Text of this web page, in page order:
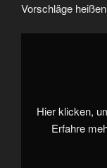
Vorschläge heißen
„Potsdam
Vorschläge
heißen“
YouTube
Hier klicken,
Erfahre